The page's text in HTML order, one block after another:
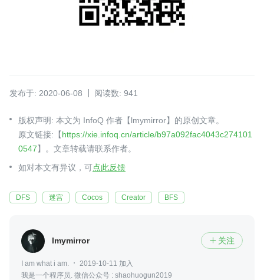
发布于: 2020-06-08 阅读数: 941
版权声明: 本文为 InfoQ 作者【lmymirror】的原创文章。
原文链接:【https://xie.infoq.cn/article/b97a092fac4043c274101
0547】。文章转载请联系作者。
如对本文有异议，可点此反馈
DFS 迷宫 Cocos Creator BFS
lmymirror  关注
I am what i am.
2019-10-11 加入
我是一个程序员. 微信公众号 : shaohuogun2019